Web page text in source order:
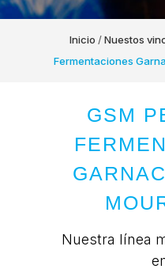
Inicio /Nuestos
Fermentaciones
GSM
Nuestra línea